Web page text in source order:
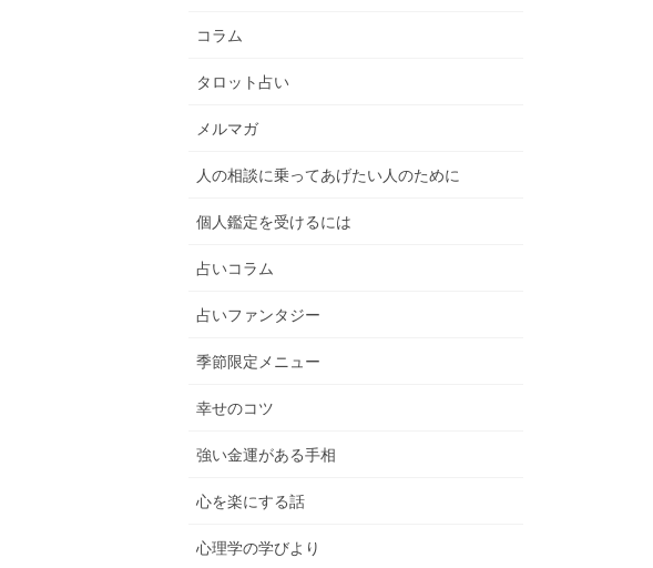
コラム
タロット占い
メルマガ
人の相談に乗ってあげたい人のために
個人鑑定を受けるには
占いコラム
占いファンタジー
季節限定メニュー
幸せのコツ
強い金運がある手相
心を楽にする話
心理学の学びより